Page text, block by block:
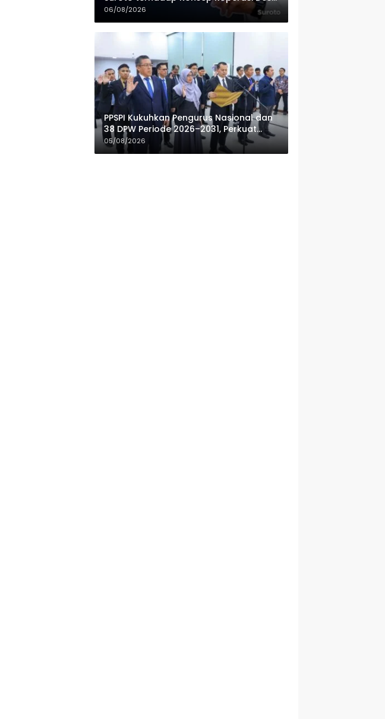
Merah Putih
06/08/2026
PPSPI Kukuhkan Pengurus Nasional dan
38 DPW Periode 2026–2031, Perkuat
Profesionalisme Sektor Publik
05/08/2026